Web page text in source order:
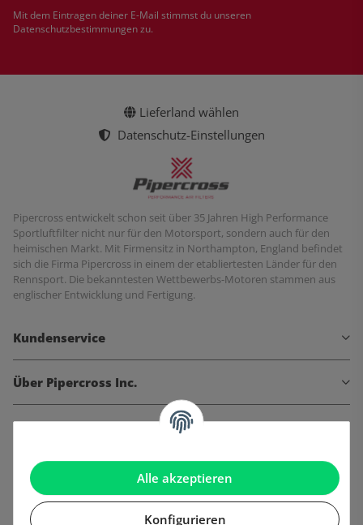
Alle akzeptieren
Konfigurieren
Mit dem Eintragen deiner E-Mail stimmst du unseren
Datenschutzbestimmungenzu.
Lieferland wählen
Datenschutz-Einstellungen
Pipercross entwickelt schon seit über 35 Jahren High Performance
Sportluftfilter nicht nur für den Motorsport, sondern auch für den
heimischen Markt. Mit Firmensitz in Northampton, England befindet
sich die Firma Pipercross in einem der etabliertesten Länder für den
Rennsport. Die bekanntesten Wettbewerbs-Motoren stammen aus
englischer Entwicklung und Fertigung.
Kundenservice
Über Pipercross Inc.
Informationen
Gesetzliche Informationen